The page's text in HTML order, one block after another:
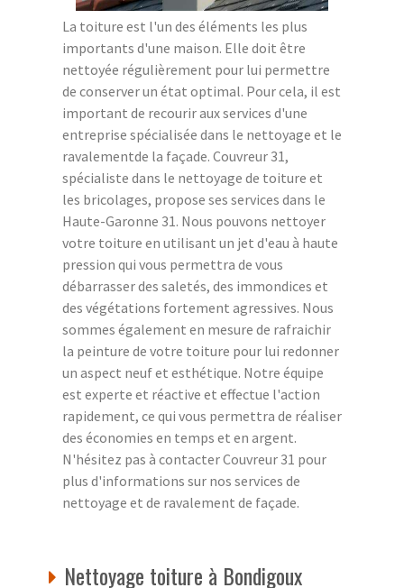
La toiture est l'un des éléments les plus
importants d'une maison. Elle doit être
nettoyée régulièrement pour lui permettre
de conserver un état optimal. Pour cela, il est
important de recourir aux services d'une
entreprise spécialisée dans le nettoyage et le
ravalementde la façade. Couvreur 31,
spécialiste dans le nettoyage de toiture et
les bricolages, propose ses services dans le
Haute-Garonne 31. Nous pouvons nettoyer
votre toiture en utilisant un jet d'eau à haute
pression qui vous permettra de vous
débarrasser des saletés, des immondices et
des végétations fortement agressives. Nous
sommes également en mesure de rafraichir
la peinture de votre toiture pour lui redonner
un aspect neuf et esthétique. Notre équipe
est experte et réactive et effectue l'action
rapidement, ce qui vous permettra de réaliser
des économies en temps et en argent.
N'hésitez pas à contacter Couvreur 31 pour
plus d'informations sur nos services de
nettoyage et de ravalement de façade.
Nettoyage toiture à Bondigoux